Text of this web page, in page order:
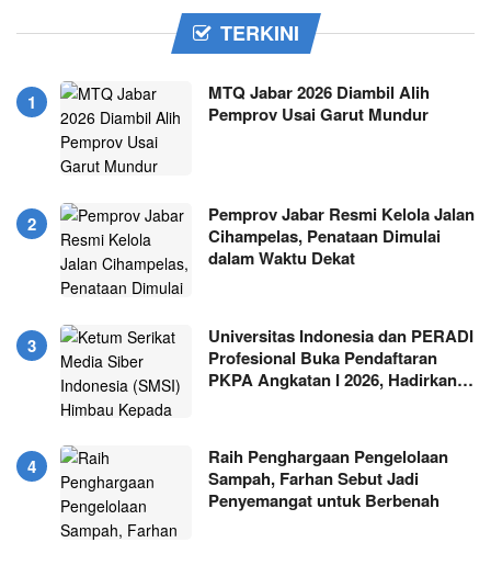
TERKINI
MTQ Jabar 2026 Diambil Alih
Pemprov Usai Garut Mundur
Pemprov Jabar Resmi Kelola Jalan
Cihampelas, Penataan Dimulai
dalam Waktu Dekat
Universitas Indonesia dan PERADI
Profesional Buka Pendaftaran
PKPA Angkatan I 2026, Hadirkan…
Raih Penghargaan Pengelolaan
Sampah, Farhan Sebut Jadi
Penyemangat untuk Berbenah